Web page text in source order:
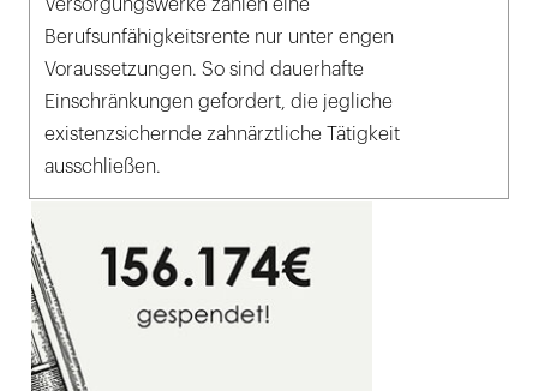
Versorgungswerke zahlen eine
Berufsunfähigkeitsrente nur unter engen
Voraussetzungen. So sind dauerhafte
Einschränkungen gefordert, die jegliche
existenzsichernde zahnärztliche Tätigkeit
ausschließen.